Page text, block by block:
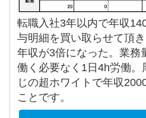
転職入社3年以内で年収
与明細を買い取らせて頂
年収が3倍になった。業務
働く必要なく1日4h労働
じの超ホワイトで年収
ことです。